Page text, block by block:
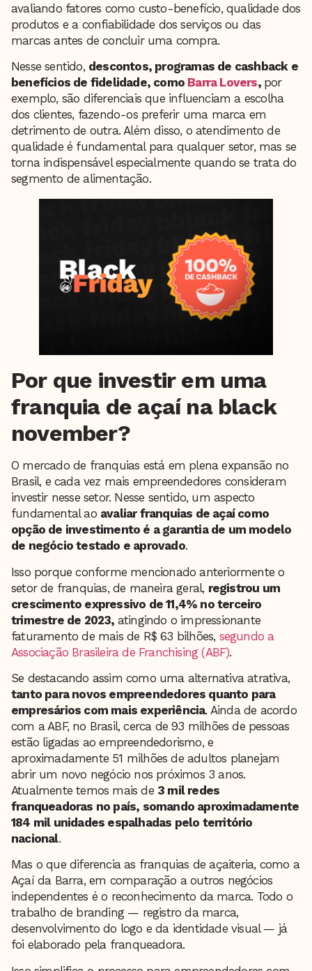
avaliando fatores como custo-benefício, qualidade dos
produtos e a confiabilidade dos serviços ou das
marcas antes de concluir uma compra.
Nesse sentido, descontos, programas de cashback e
benefícios de fidelidade, como Barra Lovers, por
exemplo, são diferenciais que influenciam a escolha
dos clientes, fazendo-os preferir uma marca em
detrimento de outra. Além disso, o atendimento de
qualidade é fundamental para qualquer setor, mas se
torna indispensável especialmente quando se trata do
segmento de alimentação.
Por que investir em uma
franquia de açaí na black
november?
O mercado de franquias está em plena expansão no
Brasil, e cada vez mais empreendedores consideram
investir nesse setor. Nesse sentido, um aspecto
fundamental ao avaliar franquias de açaí como
opção de investimento é a garantia de um modelo
de negócio testado e aprovado.
Isso porque conforme mencionado anteriormente o
setor de franquias, de maneira geral, registrou um
crescimento expressivo de 11,4% no terceiro
trimestre de 2023, atingindo o impressionante
faturamento de mais de R$ 63 bilhões, segundo a
Associação Brasileira de Franchising (ABF).
Se destacando assim como uma alternativa atrativa,
tanto para novos empreendedores quanto para
empresários com mais experiência. Ainda de acordo
com a ABF, no Brasil, cerca de 93 milhões de pessoas
estão ligadas ao empreendedorismo, e
aproximadamente 51 milhões de adultos planejam
abrir um novo negócio nos próximos 3 anos.
Atualmente temos mais de 3 mil redes
franqueadoras no país, somando aproximadamente
184 mil unidades espalhadas pelo território
nacional.
Mas o que diferencia as franquias de açaiteria, como a
Açaí da Barra, em comparação a outros negócios
independentes é o reconhecimento da marca. Todo o
trabalho de branding — registro da marca,
desenvolvimento do logo e da identidade visual — já
foi elaborado pela franqueadora.